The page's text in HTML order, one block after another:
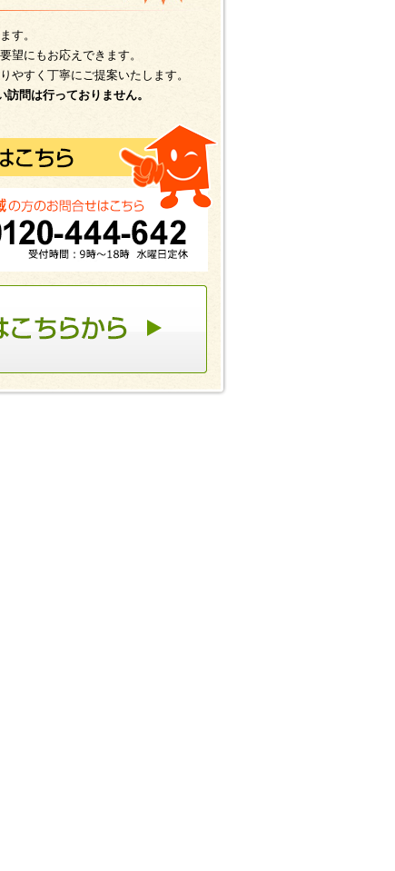
す。
望にもお応えできます。
すく丁寧にご提案いたします。
問は行っておりません。